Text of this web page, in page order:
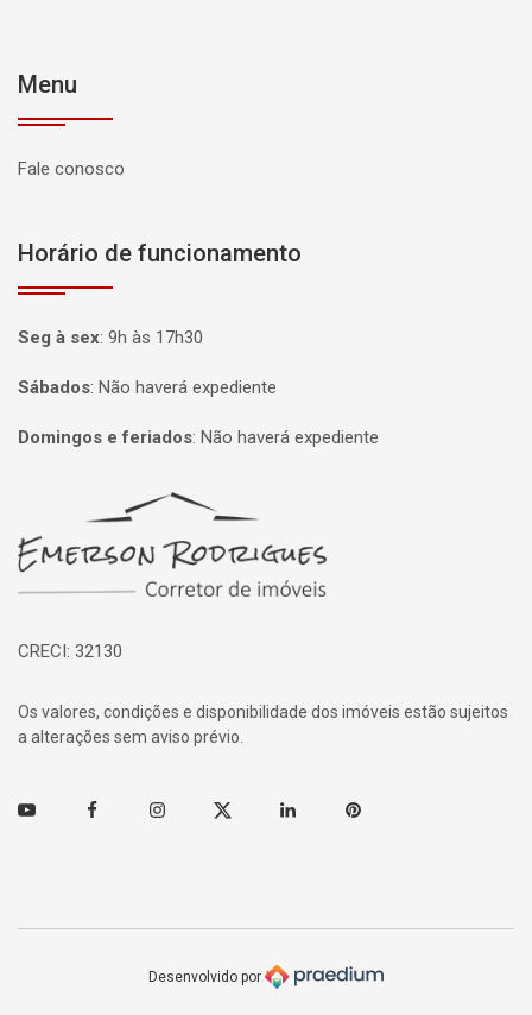
Menu
Fale conosco
Horário de funcionamento
Seg à sex: 9h às 17h30
Sábados: Não haverá expediente
Domingos e feriados: Não haverá expediente
Página inicial
CRECI: 32130
Os valores, condições e disponibilidade dos imóveis estão sujeitos
a alterações sem aviso prévio.
Youtube FacebookInstagramTwitter Linkedin Pinterest
Desenvolvido por